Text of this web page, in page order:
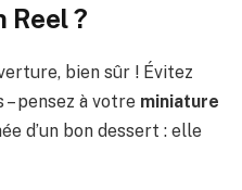
Reel ?
bien sûr ! Évitez
pensez à votre miniature
d’un bon dessert : elle